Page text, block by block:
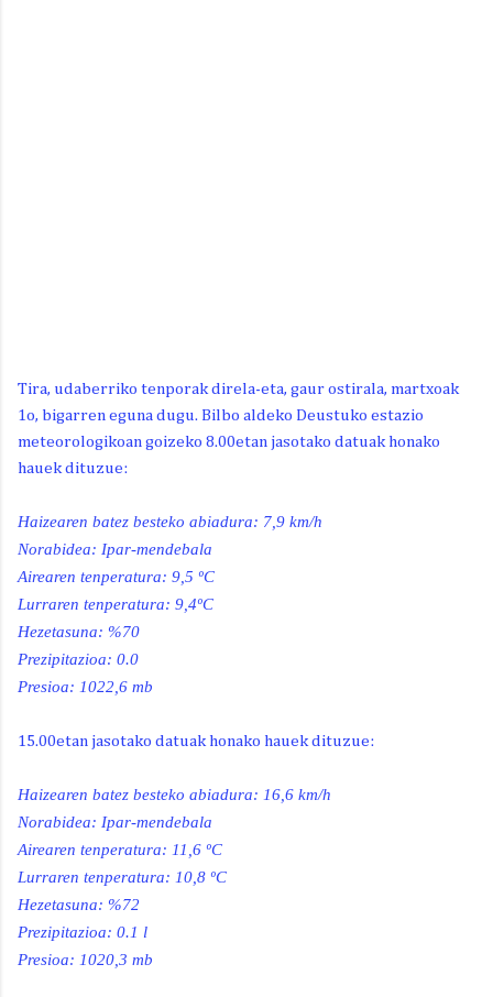
Tira, udaberriko tenporak direla-eta, gaur ostirala, martxoak
1o, bigarren eguna dugu. Bilbo aldeko Deustuko estazio
meteorologikoan goizeko 8.00etan jasotako datuak honako
hauek dituzue:
Haizearen batez besteko abiadura: 7,9 km/h
Norabidea: Ipar-mendebala
Airearen tenperatura: 9,5 ºC
Lurraren tenperatura: 9,4ºC
Hezetasuna: %70
Prezipitazioa: 0.0
Presioa: 1022,6 mb
15.00etan jasotako datuak honako hauek dituzue:
Haizearen batez besteko abiadura: 16,6 km/h
Norabidea: Ipar-mendebala
Airearen tenperatura: 11,6 ºC
Lurraren tenperatura: 10,8 ºC
Hezetasuna: %72
Prezipitazioa: 0.1 l
Presioa: 1020,3 mb